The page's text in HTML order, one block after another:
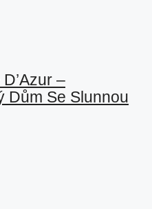
–
Dům Se Slunnou